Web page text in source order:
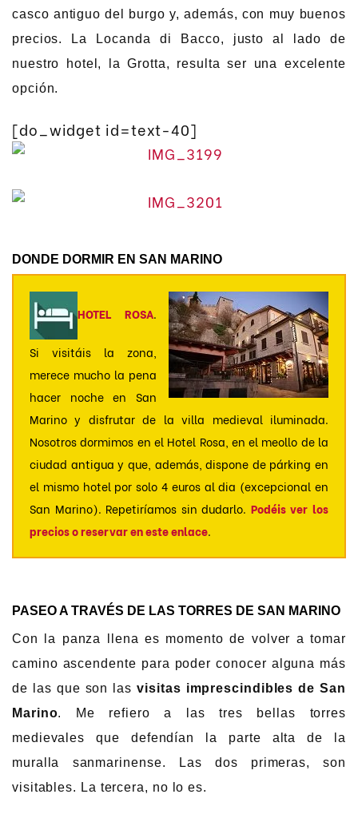
casco antiguo del burgo y, además, con muy buenos
precios. La Locanda di Bacco, justo al lado de
nuestro hotel, la Grotta, resulta ser una excelente
opción.
[do_widget id=text-40]
DONDE DORMIR EN SAN MARINO
HOTEL ROSA.
Si visitáis la zona,
merece mucho la pena
hacer noche en San
Marino y disfrutar de la villa medieval iluminada.
Nosotros dormimos en el Hotel Rosa, en el meollo de la
ciudad antigua y que, además, dispone de párking en
el mismo hotel por solo 4 euros al dia (excepcional en
San Marino). Repetiríamos sin dudarlo. Podéis ver los
precios o reservar en este enlace.
PASEO A TRAVÉS DE LAS TORRES DE SAN MARINO
Con la panza llena es momento de volver a tomar
camino ascendente para poder conocer alguna más
de las que son lasvisitas imprescindibles de San
Marino. Me refiero a las tres bellas torres
medievales que defendían la parte alta de la
muralla sanmarinense. Las dos primeras, son
visitables. La tercera, no lo es.